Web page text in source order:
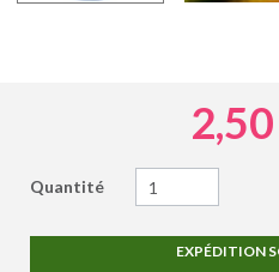
Quantité
EXPÉDITION